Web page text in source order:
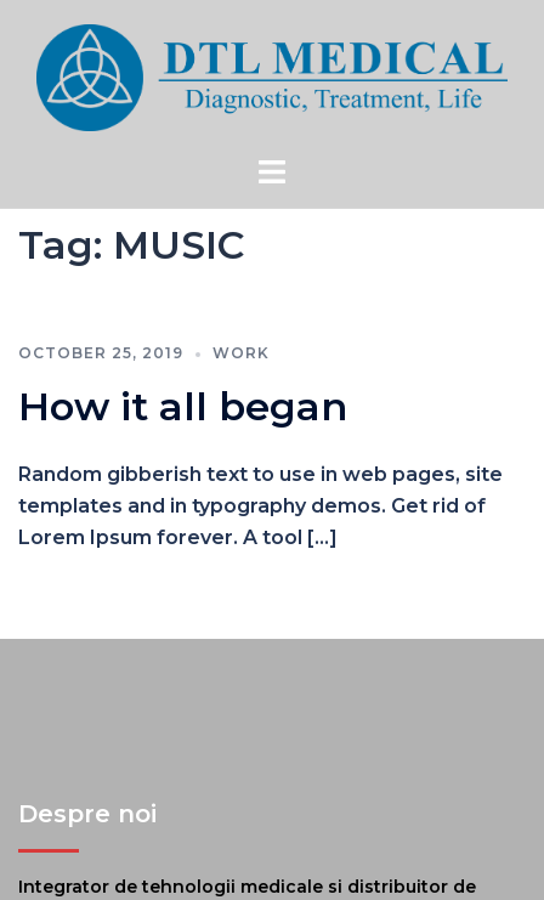
Tag: MUSIC
OCTOBER 25, 2019 WORK
How it all began
Random gibberish text to use in web pages, site
templates and in typography demos. Get rid of
Lorem Ipsum forever. A tool […]
Despre noi
Integrator de tehnologii medicale si distribuitor de